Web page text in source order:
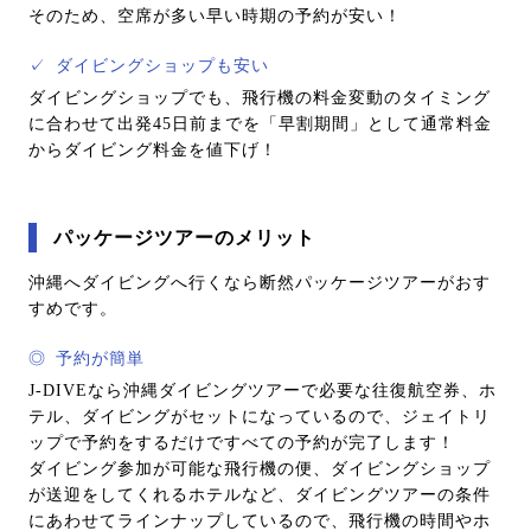
そのため、空席が多い早い時期の予約が安い！
✓
ダイビングショップも安い
ダイビングショップでも、飛行機の料金変動のタイミング
に合わせて出発45日前までを「早割期間」として通常料金
からダイビング料金を値下げ！
パッケージツアーのメリット
沖縄へダイビングへ行くなら断然パッケージツアーがおす
すめです。
◎ 予約が簡単
J-DIVEなら沖縄ダイビングツアーで必要な往復航空券、ホ
テル、ダイビングがセットになっているので、ジェイトリ
ップで予約をするだけですべての予約が完了します！
ダイビング参加が可能な飛行機の便、ダイビングショップ
が送迎をしてくれるホテルなど、ダイビングツアーの条件
にあわせてラインナップしているので、飛行機の時間やホ